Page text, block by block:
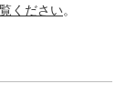
ください。